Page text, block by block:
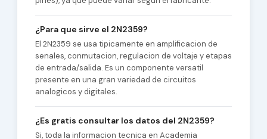
¿Para que sirve el 2N2359?
El 2N2359 se usa tipicamente en amplificacion de
senales, conmutacion, regulacion de voltaje y etapas
de entrada/salida. Es un componente versatil
presente en una gran variedad de circuitos
analogicos y digitales.
¿Es gratis consultar los datos del 2N2359?
Si, toda la informacion tecnica en Academia